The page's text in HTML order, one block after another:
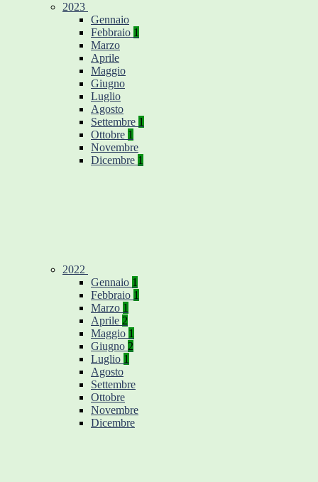
2023
Gennaio
Febbraio 1
Marzo
Aprile
Maggio
Giugno
Luglio
Agosto
Settembre 1
Ottobre 1
Novembre
Dicembre 1
2022
Gennaio 1
Febbraio 1
Marzo 1
Aprile 2
Maggio 1
Giugno 2
Luglio 1
Agosto
Settembre
Ottobre
Novembre
Dicembre